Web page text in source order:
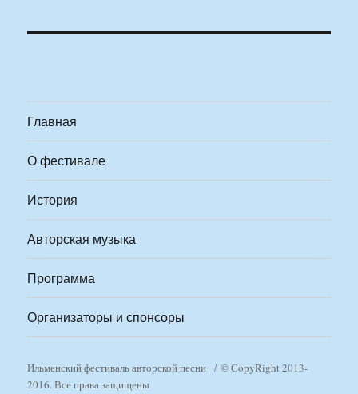
Главная
О фестивале
История
Авторская музыка
Программа
Организаторы и спонсоры
Ильменский фестиваль авторской песни
© CopyRight 2013-
2016. Все права защищены